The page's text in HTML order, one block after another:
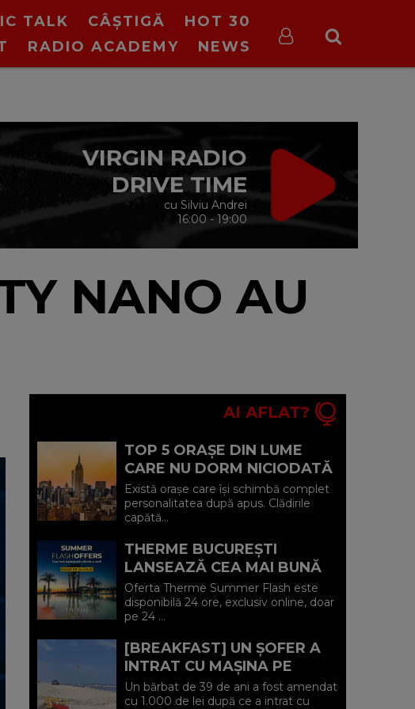
TALK CÂȘTIGĂ
HOT 30
RADIO ACADEMY NEWS
VIRGIN RADIO
DRIVE TIME
cu Silviu Andrei
16:00 - 19:00
NANO AU
AI AFLAT?
TOP 5 ORAȘE DIN LUME
CARE NU DORM NICIODATĂ
ȘI POVEȘTILE DIN SPATELE
CELOR MAI CELEBRE
BULEVARDE DE ...
Există orașe care își schimbă complet
personalitatea după apus. Clădirile
capătă...
THERME BUCUREȘTI
LANSEAZĂ CEA MAI BUNĂ
OFERTĂ A VERII: MINUS 20%
LA VOUCHERE, DOAR PE 24
IULIE (P)...
Oferta Therme Summer Flash este
disponibilă 24 ore, exclusiv online, doar
pe 24 ...
[BREAKFAST] UN ȘOFER A
INTRAT CU MAȘINA PE
PLAJA DIN VADU ȘI A FOST
AMENDAT.
Un bărbat de 39 de ani a fost amendat
cu 1.000 de lei după ce a intrat cu